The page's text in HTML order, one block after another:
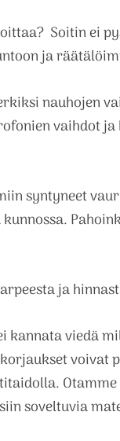
Soitin ei
ja
nauhojen
vaihdot
syntyneet
ja
kannata viedä
voivat
soveltuvia